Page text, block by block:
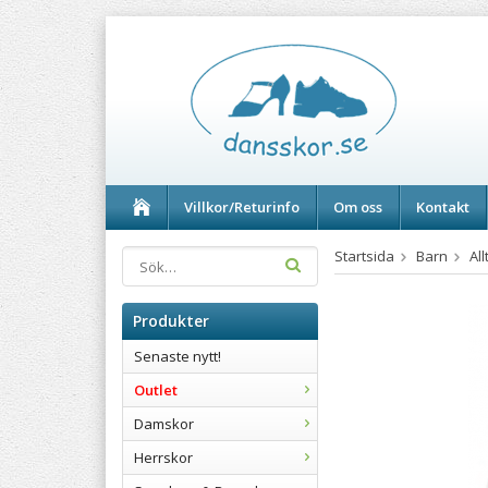
Villkor/Returinfo Om oss Kontakt
Produkter
Senaste nytt!
Outlet
Damskor
Herrskor
Startsida Barn